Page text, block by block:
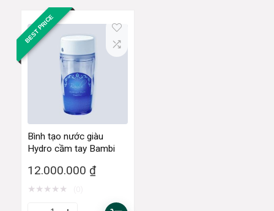
BEST PRICE
Bình tạo nước giàu
Hydro cầm tay Bambi
12.000.000 ₫
★ ★ ★ ★ ★